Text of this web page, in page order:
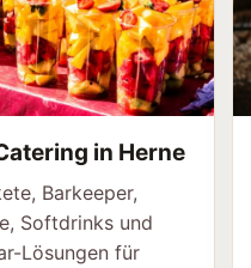
in Herne
Barkeeper,
Softdrinks und
Lösungen für